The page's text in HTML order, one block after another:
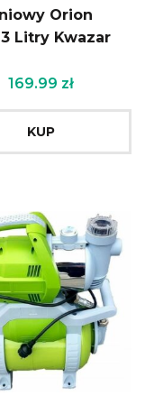
Orion
Litry Kwazar
169.99 zł
KUP